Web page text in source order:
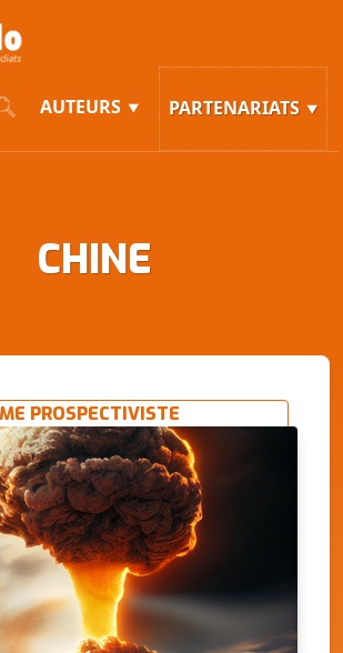
AUTEURS PARTENARIATS
CHINE
PROSPECTIVISTE